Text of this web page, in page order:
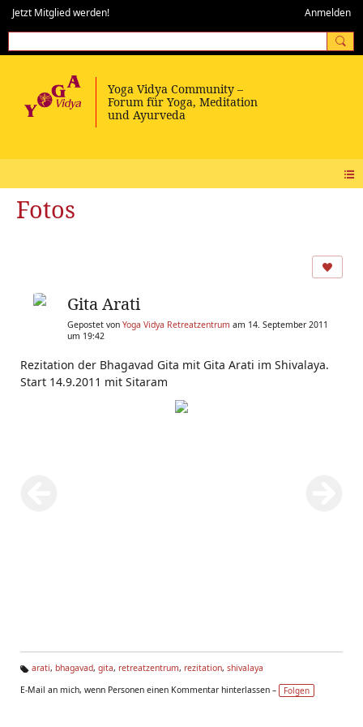
Jetzt Mitglied werden! Anmelden
Fotos
Gita Arati
Gepostet von Yoga Vidya Retreatzentrum am 14. September 2011
um 19:42
Rezitation der Bhagavad Gita mit Gita Arati im Shivalaya.
Start 14.9.2011 mit Sitaram
g
arati, bhagavad, gita, retreatzentrum, rezitation, shivalaya
E-Mail an mich, wenn Personen einen Kommentar hinterlassen –
Folgen